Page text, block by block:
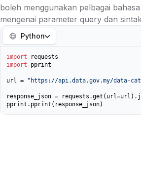
boleh menggunakan pelbagai
mengenai parameter query dan
Python
import
import pprint
url = "https://api.data.gov.my/data-
response_json =
pprint.pprint(response_json)